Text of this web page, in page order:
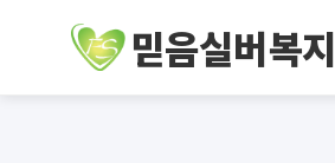
믿음실버복지